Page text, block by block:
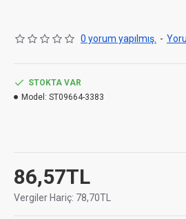
0 yorum yapılmış. -
86,57TL
Vergiler Hariç: 78,70TL
STOKTA VAR
Model: ST09664-3383